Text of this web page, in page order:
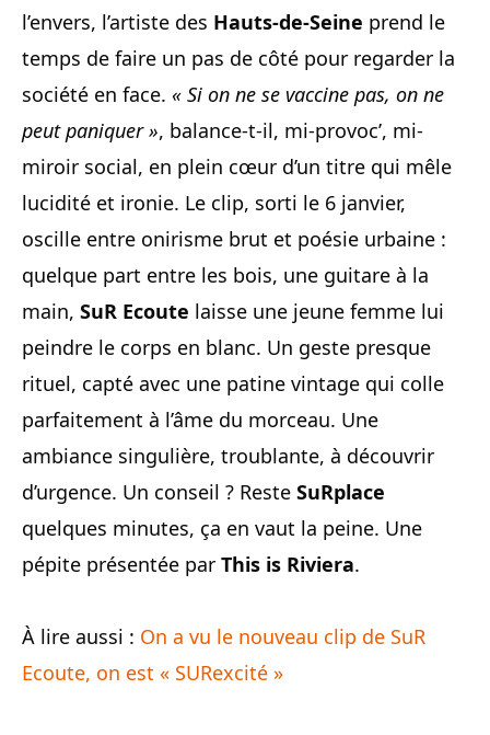
l’envers, l’artiste des Hauts-de-Seine prend le
temps de faire un pas de côté pour regarder la
société en face. « Si on ne se vaccine pas, on ne
peut paniquer », balance-t-il, mi-provoc’, mi-
miroir social, en plein cœur d’un titre qui mêle
lucidité et ironie. Le clip, sorti le 6 janvier,
oscille entre onirisme brut et poésie urbaine :
quelque part entre les bois, une guitare à la
main, SuR Ecoute laisse une jeune femme lui
peindre le corps en blanc. Un geste presque
rituel, capté avec une patine vintage qui colle
parfaitement à l’âme du morceau. Une
ambiance singulière, troublante, à découvrir
d’urgence. Un conseil ? Reste SuRplace
quelques minutes, ça en vaut la peine. Une
pépite présentée par This is Riviera.
À lire aussi : On a vu le nouveau clip de SuR
Ecoute, on est « SURexcité »